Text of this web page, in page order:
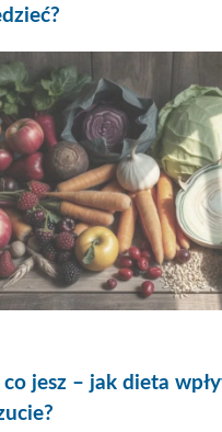
co jesz – jak dieta